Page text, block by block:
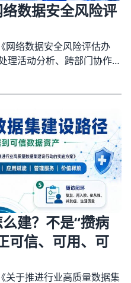
数据安全风险评
网络数据安全风险评估办
理活动分析、跨部门协作、
构建可持续的数据安全风
建？不是“攒病
可信、可用、可
关于推进行业高质量数据集